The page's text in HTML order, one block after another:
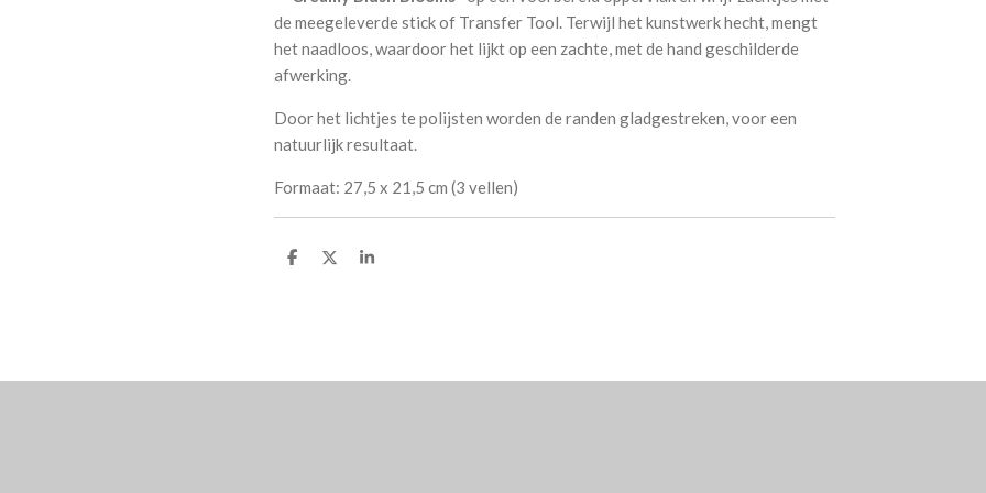
de meegeleverde stick of Transfer Tool. Terwijl het kunstwerk hecht, mengt
het naadloos, waardoor het lijkt op een zachte, met de hand geschilderde
afwerking.
Door het lichtjes te polijsten worden de randen gladgestreken, voor een
natuurlijk resultaat.
Formaat: 27,5 x 21,5 cm (3 vellen)
D
D
S